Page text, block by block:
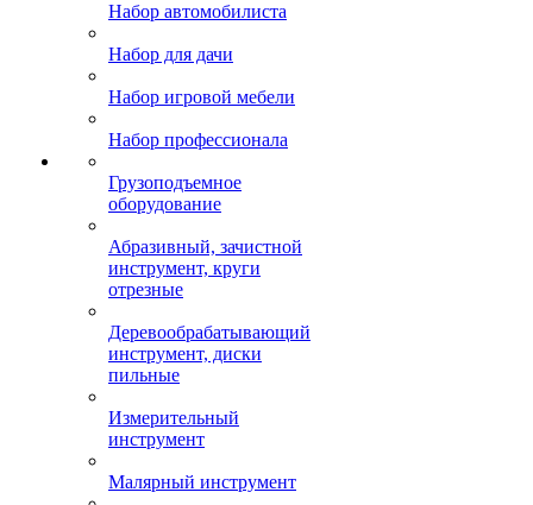
Набор автомобилиста
Набор для дачи
Набор игровой мебели
Набор профессионала
Грузоподъемное
оборудование
Абразивный, зачистной
инструмент, круги
отрезные
Деревообрабатывающий
инструмент, диски
пильные
Измерительный
инструмент
Малярный инструмент